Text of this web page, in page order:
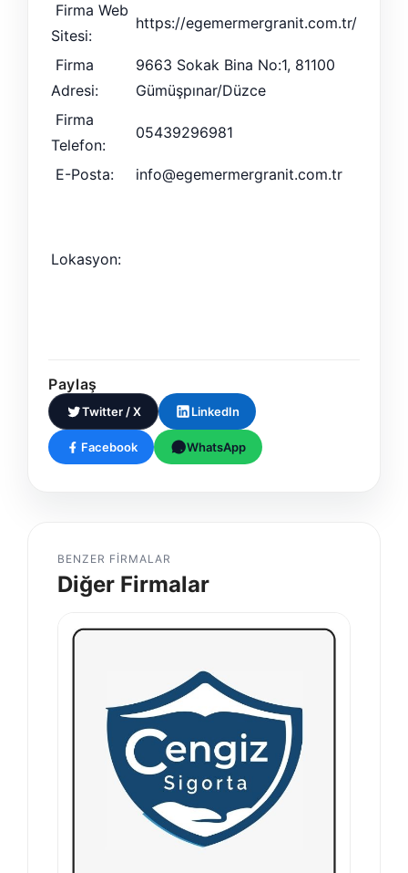
Firma Web
Sitesi:
https://egemermergranit.com.tr/
Firma
Adresi:
9663 Sokak Bina No:1, 81100
Gümüşpınar/Düzce
Firma
Telefon:
05439296981
E-Posta: info@egemermergranit.com.tr
Lokasyon:
Paylaş
Twitter / X LinkedIn
Facebook WhatsApp
BENZER FIRMALAR
Diğer Firmalar